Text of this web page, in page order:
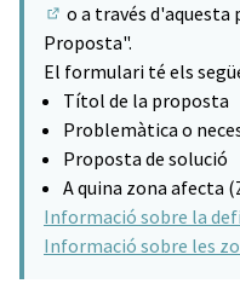
(Opens in new tab)
o a través
Proposta".
El formulari té els
Títol de la proposta
Problemàtica o
Proposta de solució
A quina zona afecta
Informació sobre la
Informació sobre les